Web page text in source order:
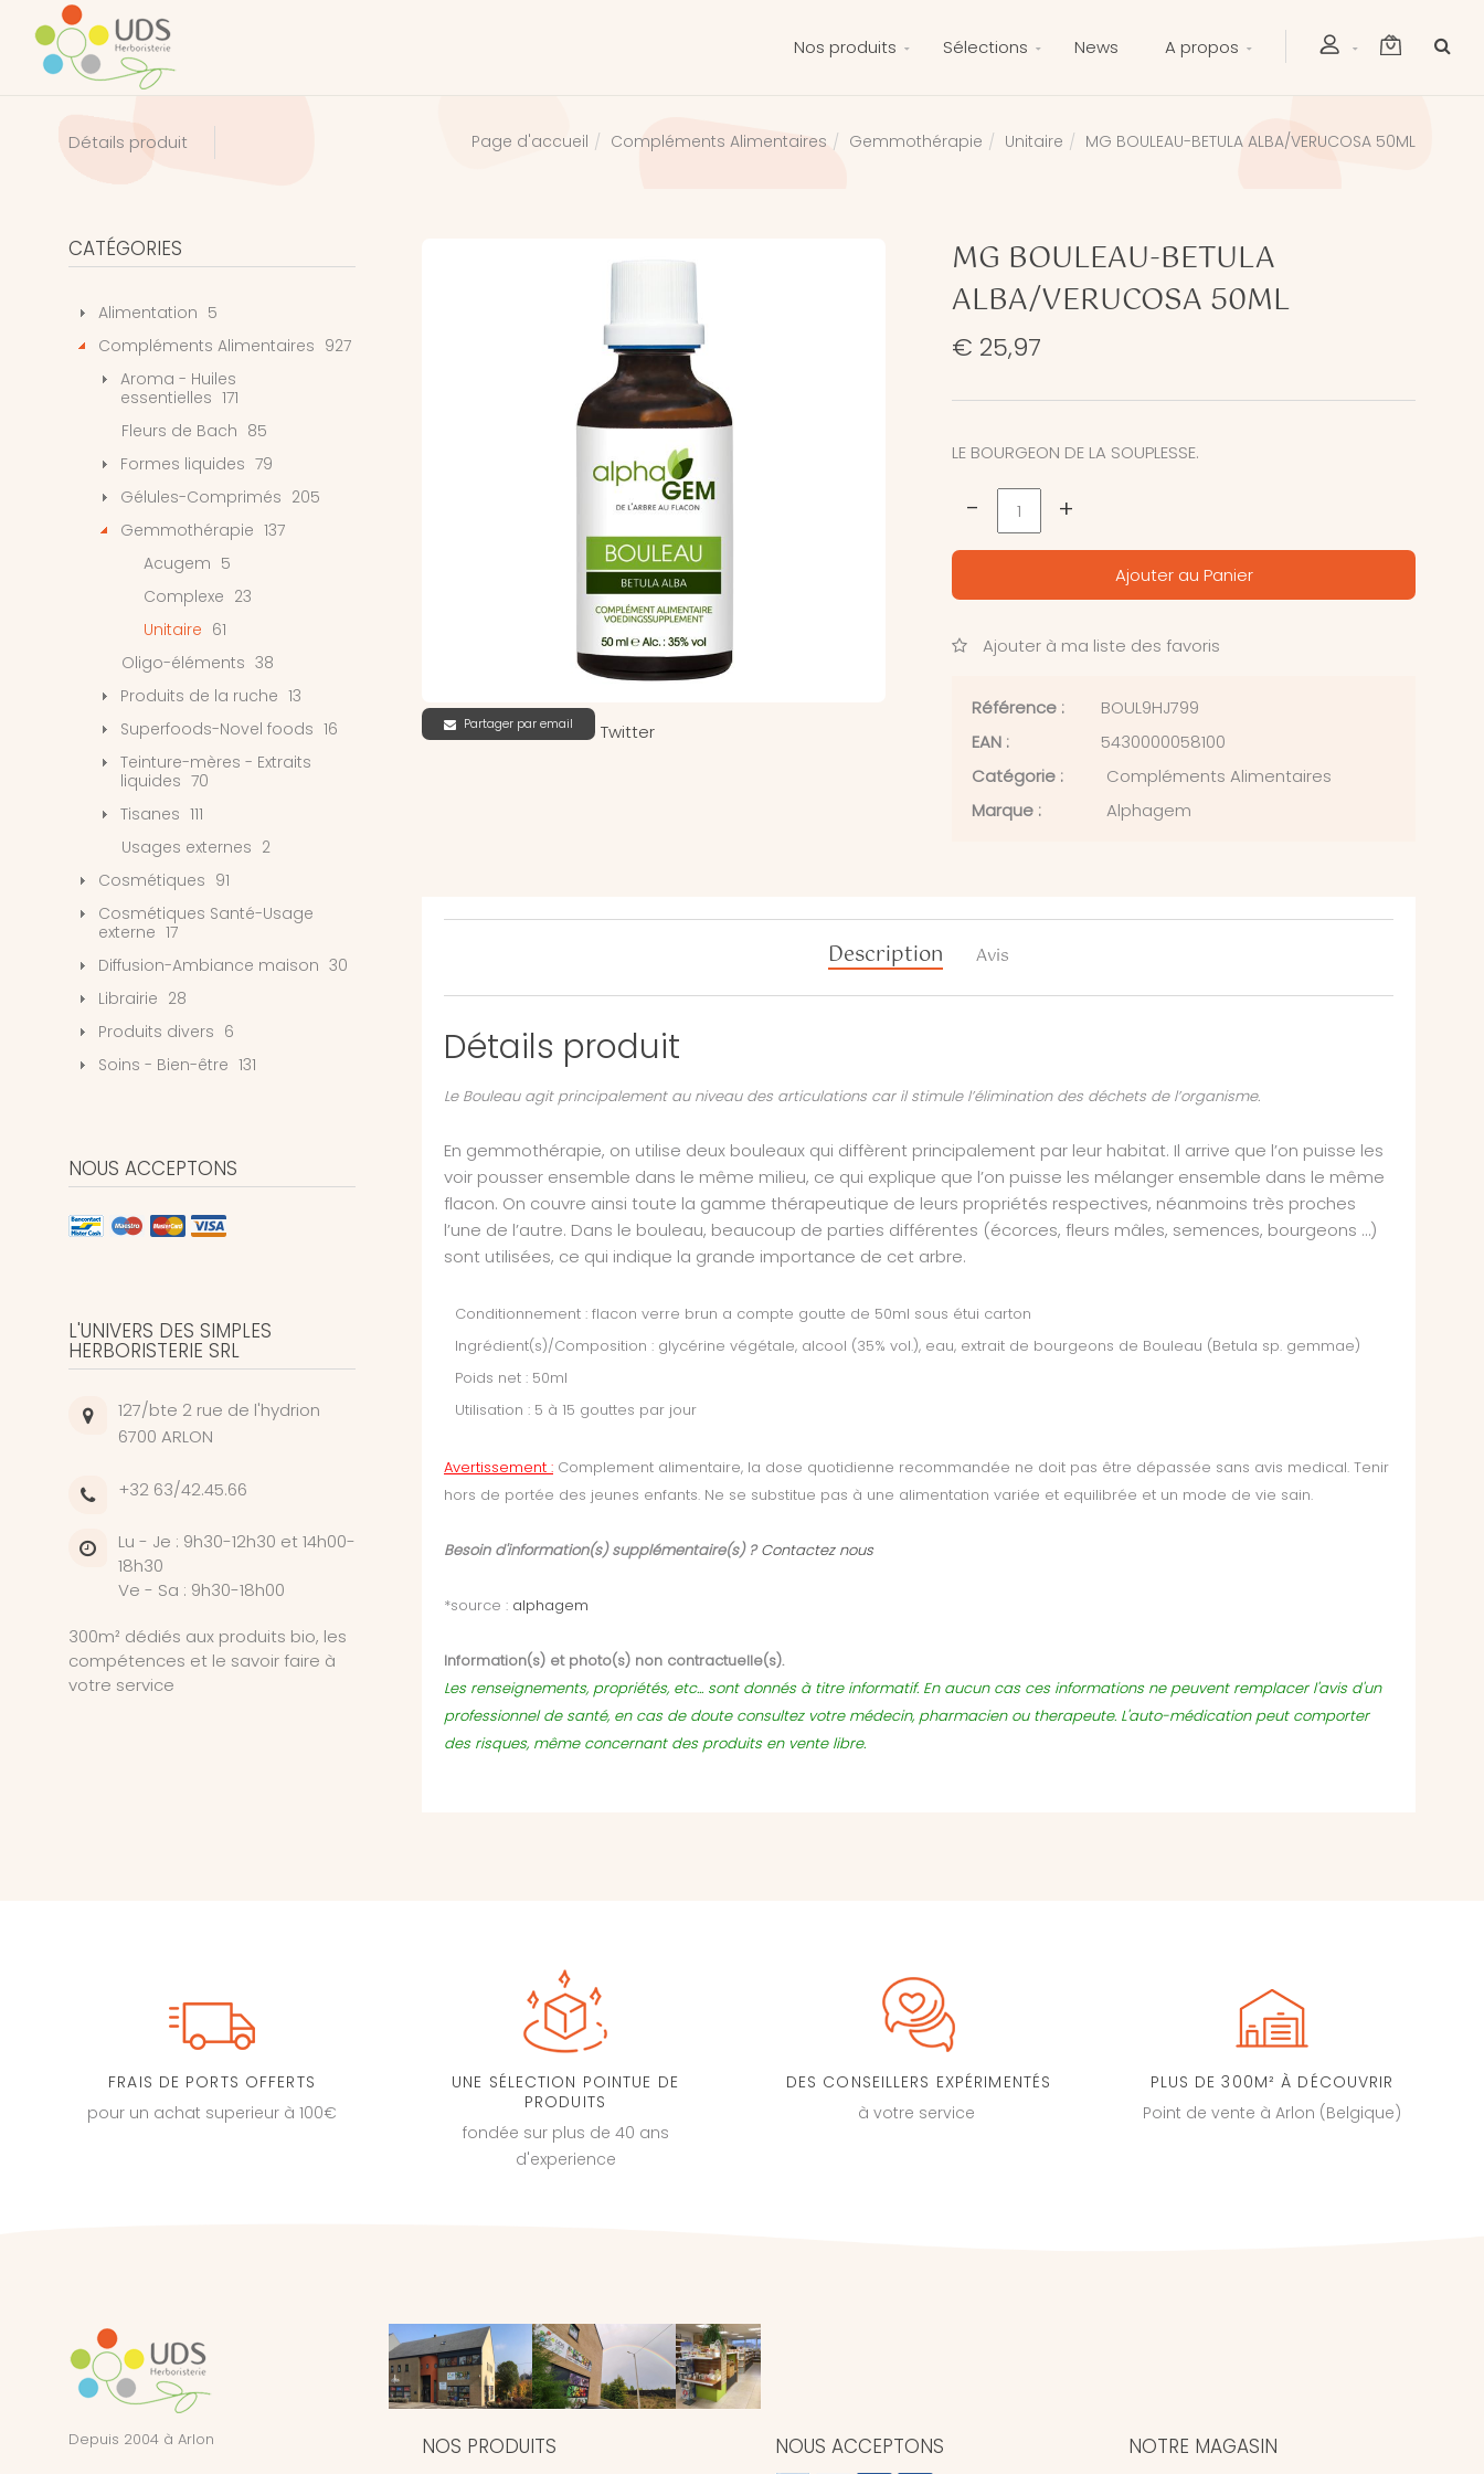
Nos produits Sélections News A propos
Détails produit Page d'accueil Compléments Alimentaires Gemmothérapie Unitaire MG BOULEAU-BETULA ALBA/VERUCOSA 50ML
Partager par email Twitter
MG BOULEAU-BETULA
ALBA/VERUCOSA 50ML
€ 25,97
LE BOURGEON DE LA SOUPLESSE.
- +
Ajouter au Panier
Ajouter à ma liste des favoris
Référence :
BOUL9HJ799
EAN :
5430000058100
Catégorie :
Compléments Alimentaires
Marque :
Alphagem
Description Avis
Détails produit
Le Bouleau agit principalement au niveau des articulations car il stimule l’élimination des déchets de l’organisme.
En gemmothérapie, on utilise deux bouleaux qui diffèrent principalement par leur habitat. Il arrive que l’on puisse les
voir pousser ensemble dans le même milieu, ce qui explique que l’on puisse les mélanger ensemble dans le même
flacon. On couvre ainsi toute la gamme thérapeutique de leurs propriétés respectives, néanmoins très proches
l’une de l’autre. Dans le bouleau, beaucoup de parties différentes (écorces, fleurs mâles, semences, bourgeons …)
sont utilisées, ce qui indique la grande importance de cet arbre.
Conditionnement : flacon verre brun a compte goutte de 50ml sous étui carton
Ingrédient(s)/Composition : glycérine végétale, alcool (35% vol.), eau, extrait de bourgeons de Bouleau (Betula sp. gemmae)
Poids net : 50ml
Utilisation : 5 à 15 gouttes par jour
Avertissement : Complement alimentaire, la dose quotidienne recommandée ne doit pas être dépassée sans avis medical. Tenir
hors de portée des jeunes enfants. Ne se substitue pas à une alimentation variée et equilibrée et un mode de vie sain.
Besoin d'information(s) supplémentaire(s) ?Contactez nous
*source : alphagem
Information(s) et photo(s) non contractuelle(s).
Les renseignements, propriétés, etc... sont donnés à titre informatif. En aucun cas ces informations ne peuvent remplacer l'avis d'un
professionnel de santé, en cas de doute consultez votre médecin, pharmacien ou therapeute. L'auto-médication peut comporter
des risques, même concernant des produits en vente libre.
CATÉGORIES
Alimentation 5
Compléments Alimentaires 927
Aroma - Huiles
essentielles 171
Fleurs de Bach 85
Formes liquides 79
Gélules-Comprimés 205
Gemmothérapie 137
Acugem 5
Complexe 23
Unitaire 61
Oligo-éléments 38
Produits de la ruche 13
Superfoods-Novel foods 16
Teinture-mères - Extraits
liquides 70
Tisanes 111
Usages externes 2
Cosmétiques 91
Cosmétiques Santé-Usage
externe 17
Diffusion-Ambiance maison 30
Librairie 28
Produits divers 6
Soins - Bien-être 131
NOUS ACCEPTONS
L'UNIVERS DES SIMPLES
HERBORISTERIE SRL
127/bte 2 rue de l'hydrion
6700 ARLON
+32 63/42.45.66
Lu - Je : 9h30-12h30 et 14h00-
18h30
Ve - Sa : 9h30-18h00
300m² dédiés aux produits bio, les
compétences et le savoir faire à
votre service
FRAIS DE PORTS OFFERTS
pour un achat superieur à 100€
UNE SÉLECTION POINTUE DE
PRODUITS
fondée sur plus de 40 ans
d'experience
DES CONSEILLERS EXPÉRIMENTÉS
à votre service
PLUS DE 300M² À DÉCOUVRIR
Point de vente à Arlon (Belgique)
Depuis 2004 à Arlon NOS PRODUITS NOUS ACCEPTONS NOTRE MAGASIN